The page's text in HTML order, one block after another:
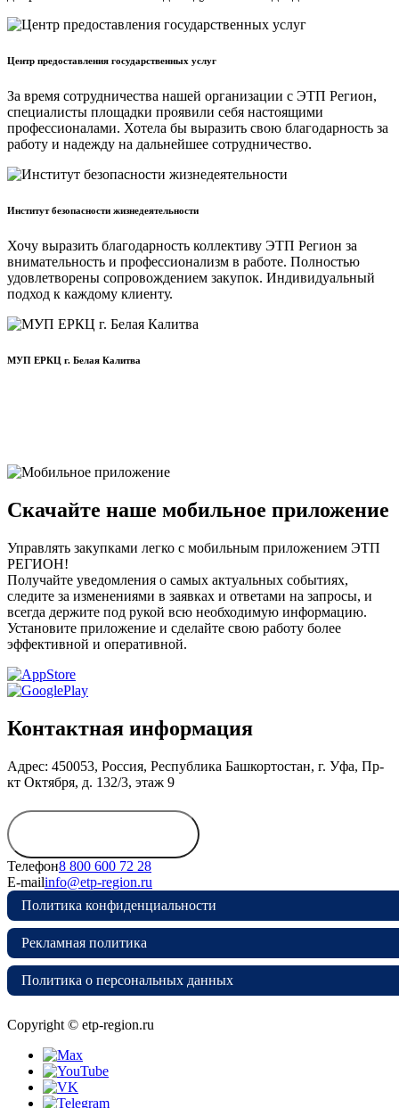
Центр предоставления государственных услуг
За время сотрудничества нашей организации с ЭТП Регион,
специалисты площадки проявили себя настоящими
профессионалами. Хотела бы выразить свою благодарность за
работу и надежду на дальнейшее сотрудничество.
Институт безопасности жизнедеятельности
Хочу выразить благодарность коллективу ЭТП Регион за
внимательность и профессионализм в работе. Полностью
удовлетворены сопровождением закупок. Индивидуальный
подход к каждому клиенту.
МУП ЕРКЦ г. Белая Калитва
Скачайте наше мобильное приложение
Управлять закупками легко с мобильным приложением ЭТП
РЕГИОН!
Получайте уведомления о самых актуальных событиях,
следите за изменениями в заявках и ответами на запросы, и
всегда держите под рукой всю необходимую информацию.
Установите приложение и сделайте свою работу более
эффективной и оперативной.
Контактная информация
Адрес: 450053, Россия, Республика Башкортостан, г. Уфа, Пр-
кт Октября, д. 132/3, этаж 9
Телефон8 800 600 72 28
E-mailinfo@etp-region.ru
Политика конфиденциальности
Рекламная политика
Политика о персональных данных
Copyright © etp-region.ru